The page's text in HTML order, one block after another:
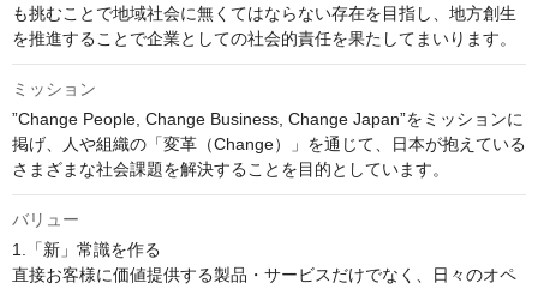
も挑むことで地域社会に無くてはならない存在を目指し、地方創生
を推進することで企業としての社会的責任を果たしてまいります。
ミッション
”Change People, Change Business, Change Japan”をミッションに
掲げ、人や組織の「変革（Change）」を通じて、日本が抱えている
さまざまな社会課題を解決することを目的としています。
バリュー
1.「新」常識を作る
直接お客様に価値提供する製品・サービスだけでなく、日々のオペ